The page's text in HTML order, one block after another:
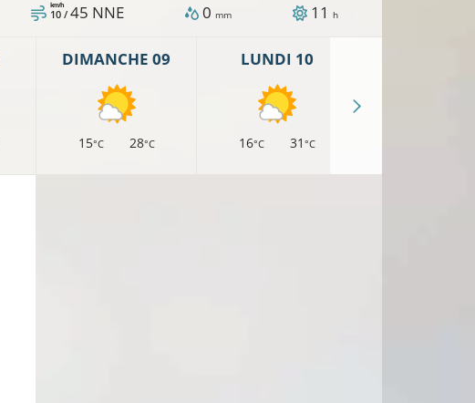
10 /
km/h 45 NNE 0 mm 11 h
DIMANCHE 09
15°C 28°C
LUNDI 10
16°C 31 °C